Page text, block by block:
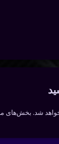
شد. بخش‌های